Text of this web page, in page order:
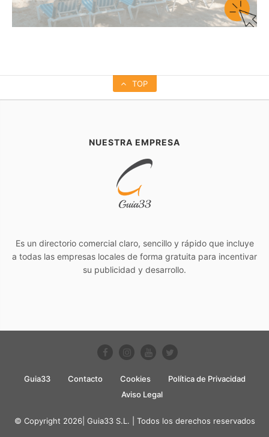
TOP
NUESTRA EMPRESA
Es un directorio comercial claro, sencillo y rápido que incluye
a todas las empresas locales de forma gratuita para incentivar
su publicidad y desarrollo.
Guia33 Contacto Cookies
Política de Privacidad
Aviso Legal
© Copyright 2026| Guia33 S.L. | Todos los derechos reservados